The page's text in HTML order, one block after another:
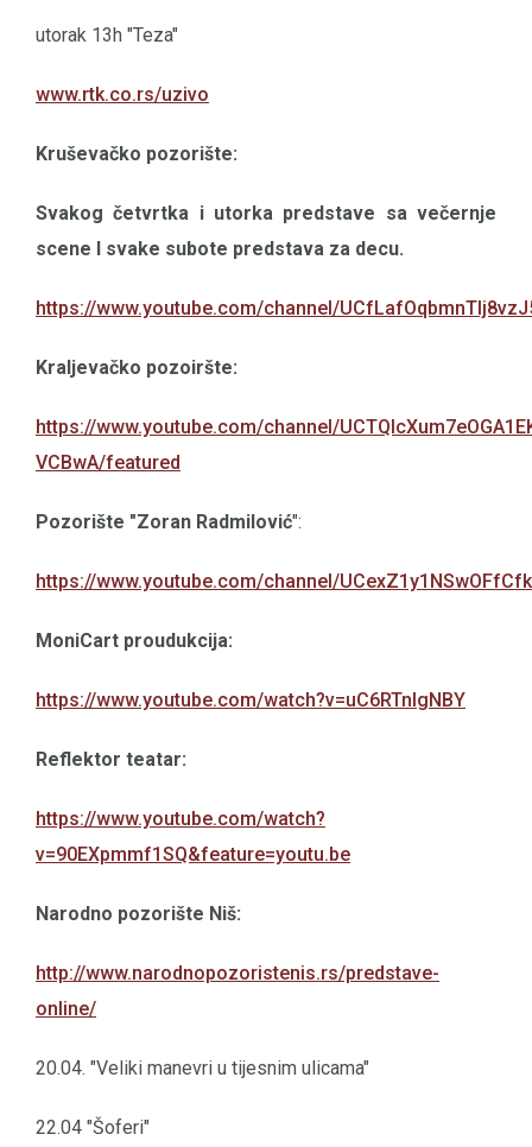
utorak 13h "Teza"
www.rtk.co.rs/uzivo
Kruševačko pozorište:
Svakog četvrtka i utorka predstave sa večernje
scene I svake subote predstava za decu.
https://www.youtube.com/channel/
Kraljevačko pozoiršte:
https://www.youtube.com/channel/
VCBwA/featured
Pozorište "Zoran Radmilović":
https://www.youtube.com/channel/
MoniCart proudukcija:
https://www.youtube.com/watch?v=uC6RTnIgNBY
Reflektor teatar:
https://www.youtube.com/watch?
v=90EXpmmf1SQ&feature=youtu.be
Narodno pozorište Niš:
http://www.narodnopozoristenis.rs/predstave-
online/
20.04. "Veliki manevri u tijesnim ulicama"
22.04 "Šoferi"